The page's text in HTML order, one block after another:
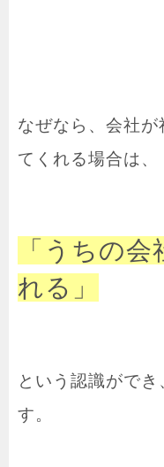
なぜなら、会社
てくれる場合は、
「うちの
れる」
という認識がで
す。